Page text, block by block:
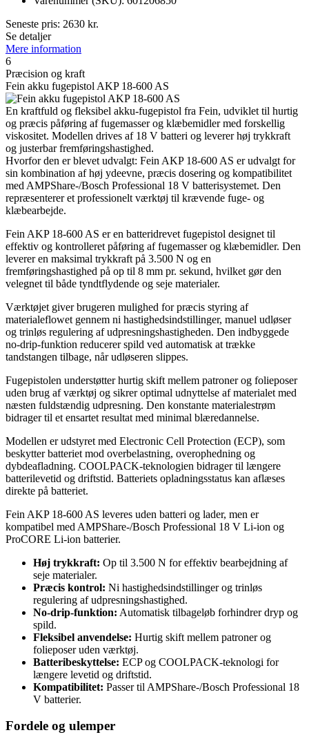
Seneste pris: 2630 kr.
Se detaljer
Mere information
6
Præcision og kraft
Fein akku fugepistol AKP 18-600 AS
En kraftfuld og fleksibel akku-fugepistol fra Fein, udviklet til hurtig
og præcis påføring af fugemasser og klæbemidler med forskellig
viskositet. Modellen drives af 18 V batteri og leverer høj trykkraft
og justerbar fremføringshastighed.
Hvorfor den er blevet udvalgt: Fein AKP 18-600 AS er udvalgt for
sin kombination af høj ydeevne, præcis dosering og kompatibilitet
med AMPShare-/Bosch Professional 18 V batterisystemet. Den
repræsenterer et professionelt værktøj til krævende fuge- og
klæbearbejde.
Fein AKP 18-600 AS er en batteridrevet fugepistol designet til
effektiv og kontrolleret påføring af fugemasser og klæbemidler. Den
leverer en maksimal trykkraft på 3.500 N og en
fremføringshastighed på op til 8 mm pr. sekund, hvilket gør den
velegnet til både tyndtflydende og seje materialer.
Værktøjet giver brugeren mulighed for præcis styring af
materialeflowet gennem ni hastighedsindstillinger, manuel udløser
og trinløs regulering af udpresningshastigheden. Den indbyggede
no-drip-funktion reducerer spild ved automatisk at trække
tandstangen tilbage, når udløseren slippes.
Fugepistolen understøtter hurtig skift mellem patroner og folieposer
uden brug af værktøj og sikrer optimal udnyttelse af materialet med
næsten fuldstændig udpresning. Den konstante materialestrøm
bidrager til et ensartet resultat med minimal blæredannelse.
Modellen er udstyret med Electronic Cell Protection (ECP), som
beskytter batteriet mod overbelastning, overophedning og
dybdeafladning. COOLPACK-teknologien bidrager til længere
batterilevetid og driftstid. Batteriets opladningsstatus kan aflæses
direkte på batteriet.
Fein AKP 18-600 AS leveres uden batteri og lader, men er
kompatibel med AMPShare-/Bosch Professional 18 V Li-ion og
ProCORE Li-ion batterier.
Høj trykkraft: Op til 3.500 N for effektiv bearbejdning af
seje materialer.
Præcis kontrol: Ni hastighedsindstillinger og trinløs
regulering af udpresningshastighed.
No-drip-funktion: Automatisk tilbageløb forhindrer dryp og
spild.
Fleksibel anvendelse: Hurtig skift mellem patroner og
folieposer uden værktøj.
Batteribeskyttelse: ECP og COOLPACK-teknologi for
længere levetid og driftstid.
Kompatibilitet: Passer til AMPShare-/Bosch Professional 18
V batterier.
Fordele og ulemper